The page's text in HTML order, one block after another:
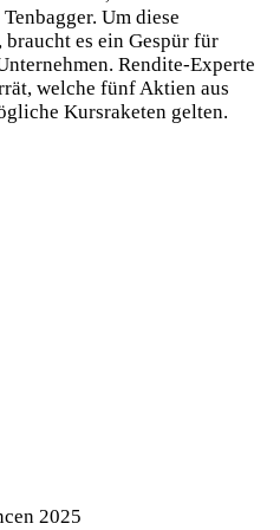
Um diese
es ein Gespür für
Rendite-Experte
welche fünf Aktien aus
Kursraketen gelten.
2025